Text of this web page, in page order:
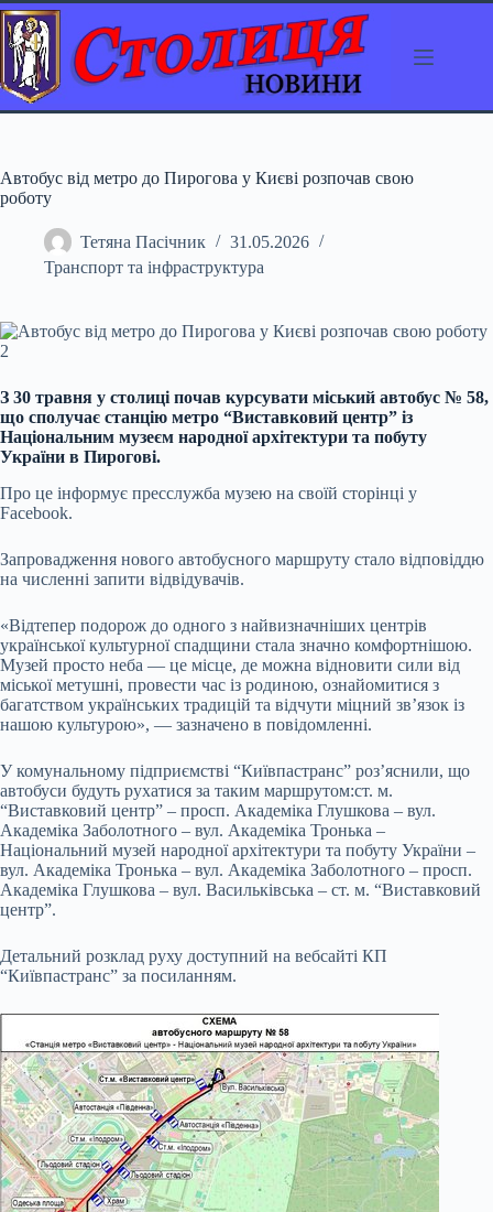
Перейти
до
вмісту
Автобус від метро до Пирогова у Києві розпочав свою
роботу
Тетяна Пасічник
31.05.2026
Транспорт та інфраструктура
З 30 травня у столиці почав курсувати міський автобус № 58,
що сполучає станцію метро “Виставковий центр” із
Національним музеєм народної архітектури та побуту
України в Пирогові.
Про це інформує пресслужба музею на своїй сторінці у
Facebook.
Запровадження нового автобусного маршруту стало відповіддю
на численні запити відвідувачів.
«Відтепер подорож до одного з найвизначніших центрів
української культурної спадщини стала значно комфортнішою.
Музей просто неба — це місце, де можна відновити сили від
міської метушні, провести час із родиною, ознайомитися з
багатством українських традицій та відчути міцний зв’язок із
нашою культурою», — зазначено в повідомленні.
У комунальному підприємстві “Київпастранс” роз’яснили, що
автобуси будуть рухатися за таким маршрутом:ст. м.
“Виставковий центр” – просп. Академіка Глушкова – вул.
Академіка Заболотного – вул. Академіка Тронька –
Національний музей народної архітектури та побуту України –
вул. Академіка Тронька – вул. Академіка Заболотного – просп.
Академіка Глушкова – вул. Васильківська – ст. м. “Виставковий
центр”.
Детальний розклад руху доступний на вебсайті КП
“Київпастранс” за посиланням.